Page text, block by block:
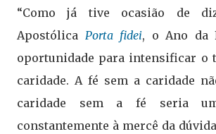
“Como já tive ocasião de
Apostólica Porta fidei, o Ano da
oportunidade para intensificar o
caridade. A fé sem a caridade
caridade sem a fé seria
constantemente à mercê da